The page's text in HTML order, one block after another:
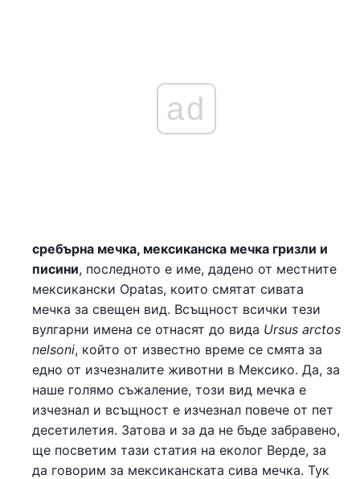
ad
сребърна мечка, мексиканска мечка гризли и
писини, последното е име, дадено от местните
мексикански Opatas, които смятат сивата
мечка за свещен вид. Всъщност всички тези
вулгарни имена се отнасят до вида Ursus arctos
nelsoni, който от известно време се смята за
едно от изчезналите животни в Мексико. Да, за
наше голямо съжаление, този вид мечка е
изчезнал и всъщност е изчезнал повече от пет
десетилетия. Затова и за да не бъде забравено,
ще посветим тази статия на еколог Верде, за
да говорим за мексиканската сива мечка. Тук